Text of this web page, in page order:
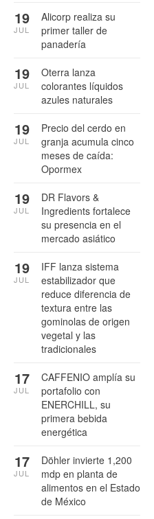
Alicorp realiza su
primer taller de
panadería
19
JUL
Oterra lanza
colorantes líquidos
azules naturales
19
JUL
Precio del cerdo en
granja acumula cinco
meses de caída:
Opormex
19
JUL
DR Flavors &
Ingredients fortalece
su presencia en el
mercado asiático
19
JUL
IFF lanza sistema
estabilizador que
reduce diferencia de
textura entre las
gominolas de origen
vegetal y las
tradicionales
19
JUL
CAFFENIO amplía su
portafolio con
ENERCHILL, su
primera bebida
energética
17
JUL
Döhler invierte 1,200
mdp en planta de
alimentos en el Estado
de México
17
JUL